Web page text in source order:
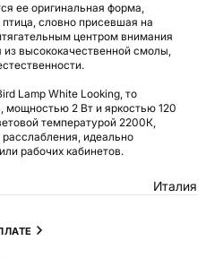
ее оригинальная форма,
словно присевшая на
центром внимания
высококачественной смолы,
Lamp White Looking, то
мощностью 2 Вт и яркостью 120
температурой 2200К,
идеально
рабочих кабинетов.
Италия